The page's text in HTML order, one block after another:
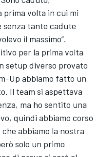
volta in cui mi
senza tante cadute
il massimo”.
per la prima volta
setup diverso provato
Up abbiamo fatto un
Il team si aspettava
ma ho sentito una
quindi abbiamo corso
abbiamo la nostra
solo un primo